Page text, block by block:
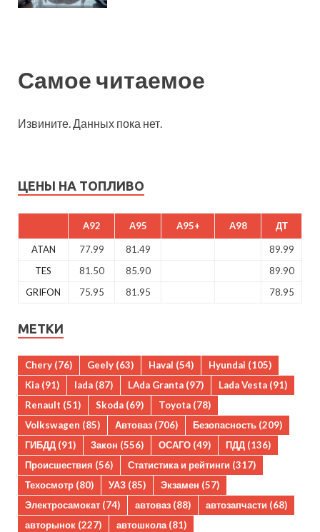
Самое читаемое
Извините. Данных пока нет.
ЦЕНЫ НА ТОПЛИВО
A92 A95 A95+ A98 ДТ
ATAN 77.99 81.49
89.99
TES
81.50 85.90
89.90
GRIFON
75.95 81.95 78.95
МЕТКИ
Chery (76) Geely (63) Haval (54) Hyundai (105)
Kia (91) lada (87) LAda Granta (97) Lada Vesta (91)
Renault (51) Skoda (69) Toyota (78)
Volkswagen (85) Автоваз (706) Безопасность (209)
ГИБДД (91) Закон (556) ОСАГО (49) ПДД (136)
Происшествия (56) Статистика и рейтинги (317)
Техосмотр (80) УАЗ (85) Экзамен (57)
Электросамокат (74) автоваз (88) автозапчасти (68)
авторынок (227) автошкола(81)